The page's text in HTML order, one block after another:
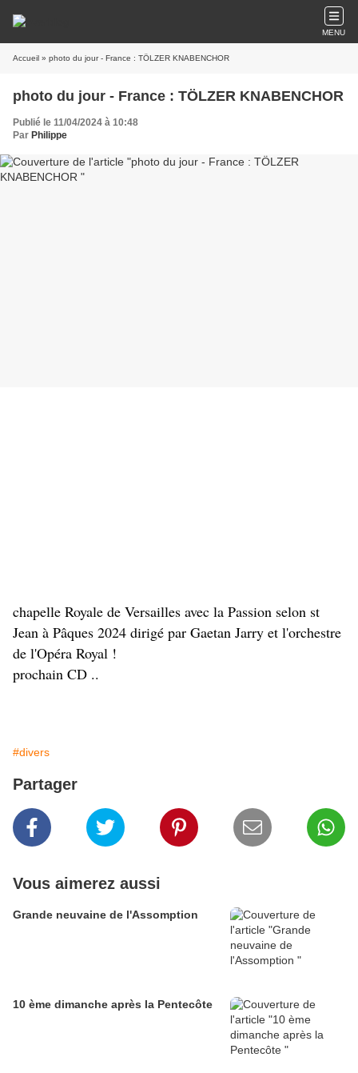
MENU
Accueil » photo du jour - France : TÖLZER KNABENCHOR
photo du jour - France : TÖLZER KNABENCHOR
Publié le 11/04/2024 à 10:48
Par Philippe
chapelle Royale de Versailles avec la Passion selon st
Jean à Pâques 2024 dirigé par Gaetan Jarry et l'orchestre
de l'Opéra Royal !
prochain CD ..
#divers
Partager
Vous aimerez aussi
Grande neuvaine de l'Assomption
10 ème dimanche après la Pentecôte